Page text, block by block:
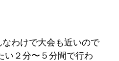
わけで大会も近いので
い２分〜５分間で行わ